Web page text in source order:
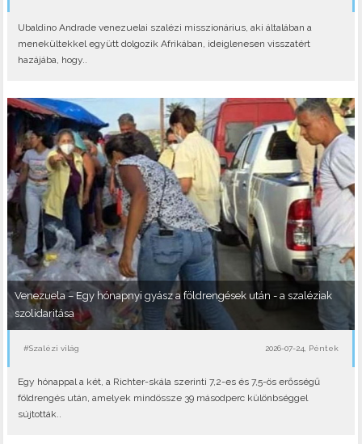
Ubaldino Andrade venezuelai szalézi misszionárius, aki általában a
menekültekkel együtt dolgozik Afrikában, ideiglenesen visszatért
hazájába, hogy..
Venezuela – Egy hónapnyi gyász a földrengések után - a szaléziak
szolidaritása
#Szalézi világ 2026-07-24, Péntek
Egy hónappal a két, a Richter-skála szerinti 7,2-es és 7,5-ös erősségű
földrengés után, amelyek mindössze 39 másodperc különbséggel
sújtották..